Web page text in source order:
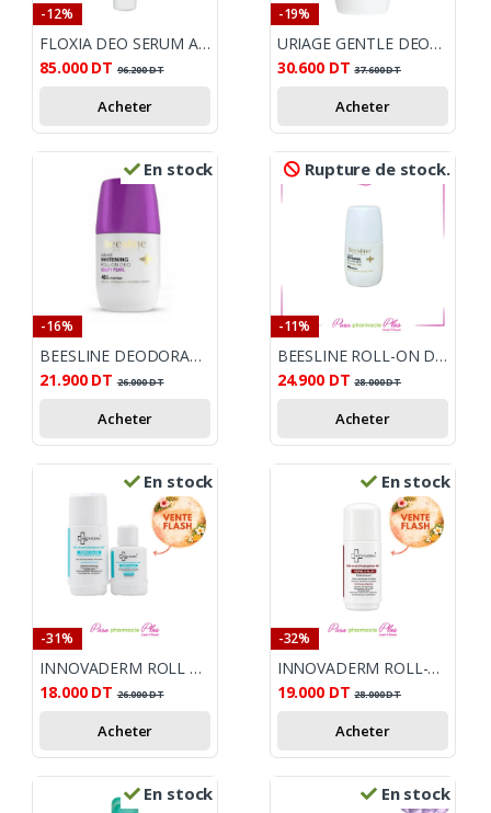
-12%
FLOXIA DEO SERUM ANTI-ODEUR UNIFIANT 15ML
85.000 DT 96.200DT
Acheter
-19%
URIAGE GENTLE DEODERANT ROLL ON 50 ML
30.600 DT 37.600DT
Acheter
En stock
-16%
BEESLINE DEODORANT ROLL ON BEAUTY PEARL 4EN1 50ML
21.900 DT 26.000DT
Acheter
Rupture de stock.
-11%
BEESLINE ROLL-ON DEO ECLAIRCISSANT SANS PARFUM 4EN1 50ML
24.900 DT 28.000DT
Acheter
En stock
-31%
INNOVADERM ROLL ON + RECHARGE 50ML OFFERTE
18.000 DT 26.000DT
Acheter
En stock
-32%
INNOVADERM ROLL-ON ANTI TRANSPIRANT ECLAIRCISSANT
19.000 DT 28.000DT
Acheter
En stock En stock